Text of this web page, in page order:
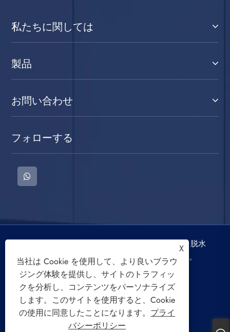
私たちに関しては
製品
お問い合わせ
フォローする
著作権 © 2022 慈渓三迪電器有限公司洗濯機、脱水
機、空冷ファンの著作権はすべて留保されます。
Links Sitemap RSS
XML
X
当社は Cookie を使用して、より良いブラウ
ジング体験を提供し、サイトのトラフィッ
クを分析し、コンテンツをパーソナライズ
します。このサイトを使用すると、Cookie
の使用に同意したことになります。 プライ
バシーポリシー